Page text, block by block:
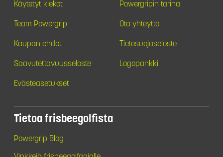
Käytetyt kiekot Powergripin tarina
Team Powergrip Ota yhteyttä
Kaupan ehdot Tietosuojaseloste
Saavutettavuusseloste Logopankki
Evästeasetukset
Tietoa frisbeegolfista
Powergrip Blog